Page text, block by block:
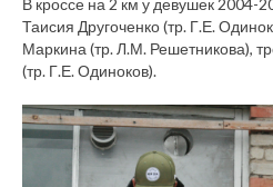
В кроссе на 2 км у девушек 2004-
Таисия Другоченко (тр. Г.Е.
Маркина (тр. Л.М. Решетникова),
(тр. Г.Е. Одиноков).